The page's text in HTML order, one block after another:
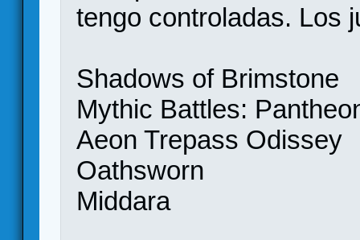
tengo controladas. Los
Shadows of Brimstone
Mythic Battles:
Aeon Trepass Odissey
Oathsworn
Middara